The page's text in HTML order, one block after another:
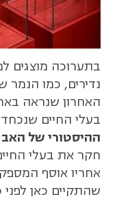
נדירים, כמו הנמר
האחרון שנראה
בעלי החיים
ההיסטורי של
חקר את בעלי
אחריו אוסף המספק
שהתקיים כאן